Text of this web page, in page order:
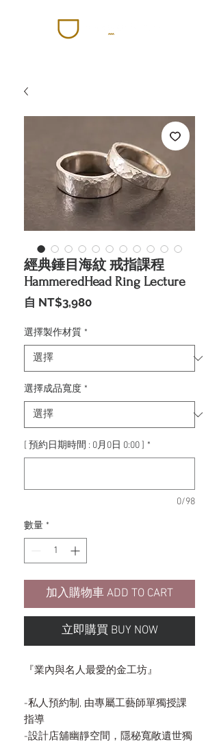
經典錘目海紋 戒指課程
HammeredHead Ring Lecture
自 NT$3,980促
格
選擇製作材質 *
選擇成品寬度 *
[ 預約日期時間 : 0月0日 0:00 ] *
0/98
數量 *
加入購物車 ADD TO CART
立即購買 BUY NOW
『業內與名人最愛的金工坊』
-私人預約制, 由專屬工藝師單獨授課
指導
-設計店舖幽靜空間，隱秘寬敞遺世獨